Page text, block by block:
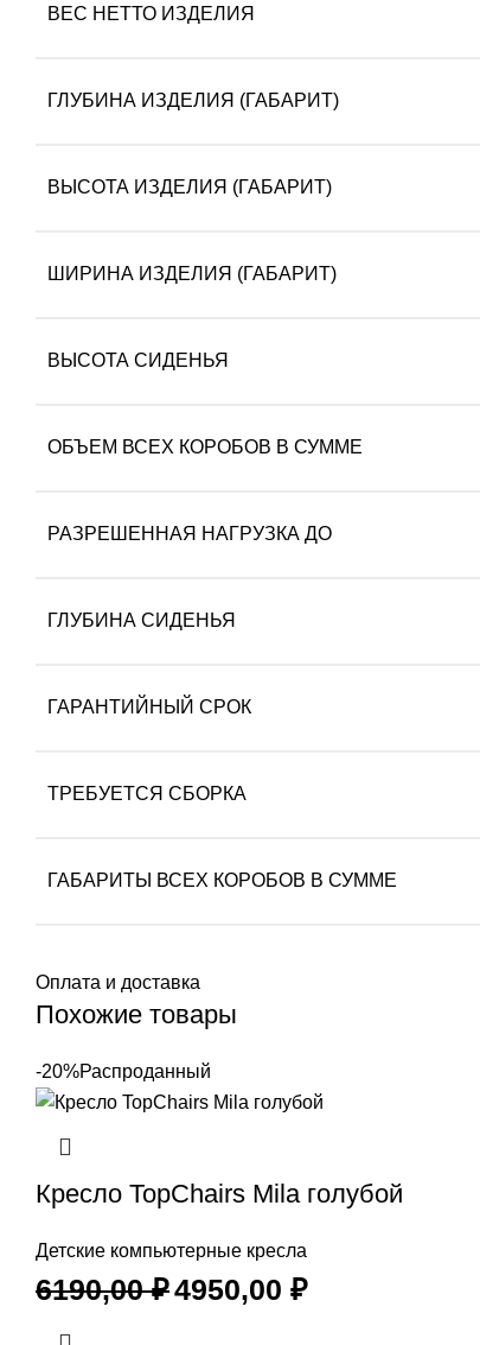
ВЕС НЕТТО ИЗДЕЛИЯ
ГЛУБИНА ИЗДЕЛИЯ (ГАБАРИТ)
ВЫСОТА ИЗДЕЛИЯ (ГАБАРИТ)
ШИРИНА ИЗДЕЛИЯ (ГАБАРИТ)
ВЫСОТА СИДЕНЬЯ
ОБЪЕМ ВСЕХ КОРОБОВ В СУММЕ
РАЗРЕШЕННАЯ НАГРУЗКА ДО
ГЛУБИНА СИДЕНЬЯ
ГАРАНТИЙНЫЙ СРОК
ТРЕБУЕТСЯ СБОРКА
ГАБАРИТЫ ВСЕХ КОРОБОВ В СУММЕ
Оплата и доставка
Похожие товары
-20%Распроданный
Кресло TopChairs Mila голубой
Детские компьютерные кресла
6190,00₽4950,00 ₽